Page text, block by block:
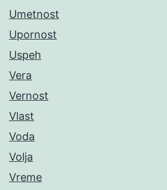
Umetnost
Upornost
Uspeh
Vera
Vernost
Vlast
Voda
Volja
Vreme